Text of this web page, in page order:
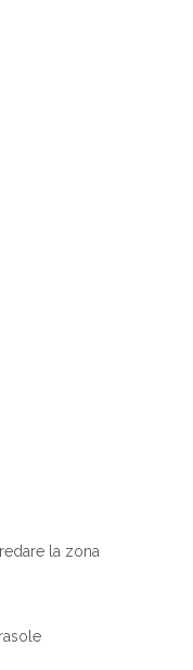
la zona